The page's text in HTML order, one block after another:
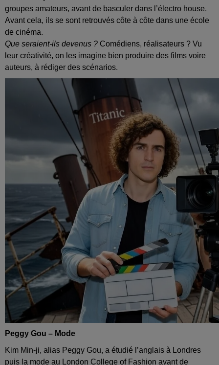
groupes amateurs, avant de basculer dans l’électro house.
Avant cela, ils se sont retrouvés côte à côte dans une école
de cinéma.
Que seraient‑ils devenus ? Comédiens, réalisateurs ? Vu
leur créativité, on les imagine bien produire des films voire
auteurs, à rédiger des scénarios.
Peggy Gou – Mode
Kim Min‑ji, alias Peggy Gou, a étudié l’anglais à Londres
puis la mode au London College of Fashion avant de